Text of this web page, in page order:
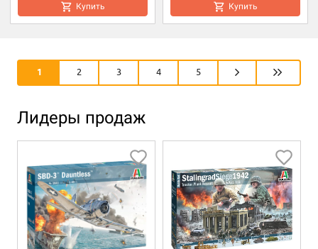
Купить Купить
1 2 3 4 5
Лидеры продаж